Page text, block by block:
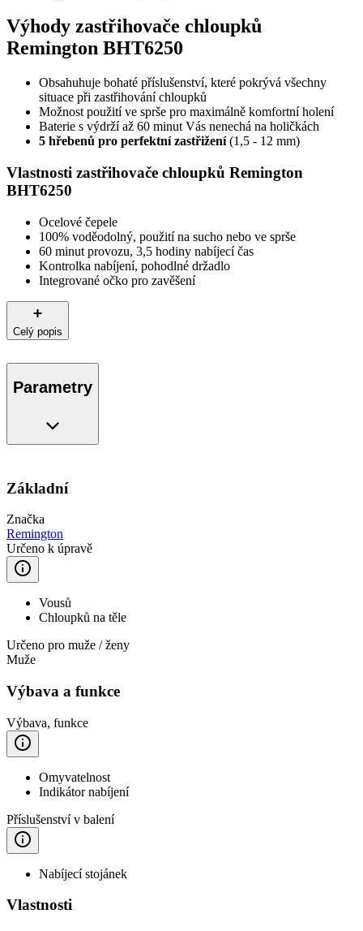
Výhody zastřihovače chloupků
Remington BHT6250
Obsahuhuje bohaté příslušenství, které pokrývá všechny
situace při zastřihování chloupků
Možnost použití ve sprše pro maximálně komfortní holení
Baterie s výdrží až 60 minut Vás nenechá na holičkách
5 hřebenů pro perfektní zastřižení(1,5 - 12 mm)
Vlastnosti zastřihovače chloupků Remington
BHT6250
Ocelové čepele
100% voděodolný, použití na sucho nebo ve sprše
60 minut provozu, 3,5 hodiny nabíjecí čas
Kontrolka nabíjení, pohodlné držadlo
Integrované očko pro zavěšení
Celý popis
Parametry
Základní
Značka
Remington
Určeno k úpravě
Vousů
Chloupků na těle
Určeno pro muže / ženy
Muže
Výbava a funkce
Výbava, funkce
Omyvatelnost
Indikátor nabíjení
Příslušenství v balení
Nabíjecí stojánek
Vlastnosti